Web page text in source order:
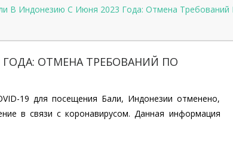
В Индонезию С Июня 2023 Года: Отмена Требований
ОТМЕНА ТРЕБОВАНИЙ ПО
19 для посещения Бали, Индонезии отменено,
в связи с коронавирусом. Данная информация